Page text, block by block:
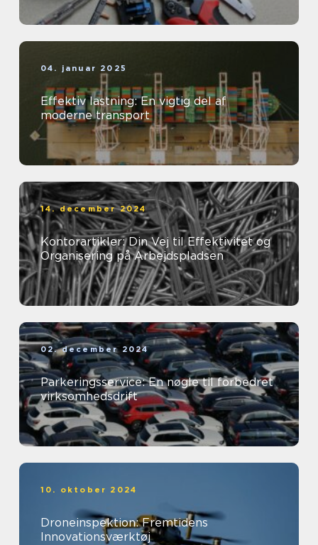
04. januar 2025
Effektiv lastning: En vigtig del af
moderne transport
14. december 2024
Kontorartikler: Din Vej til Effektivitet og
Organisering på Arbejdspladsen
02. december 2024
Parkeringsservice: En nøgle til forbedret
virksomhedsdrift
10. oktober 2024
Droneinspektion: Fremtidens
Innovationsværktøj